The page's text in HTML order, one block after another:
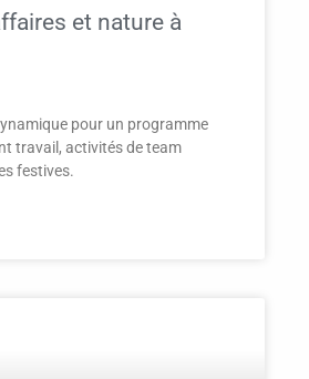
et nature à
pour un programme
travail, activités de team
festives.